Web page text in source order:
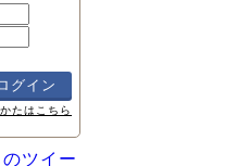
たはこちら
ツイー